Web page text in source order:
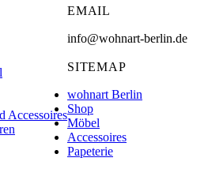
Accessoires
EMAIL
info@wohnart-berlin.de
SITEMAP
wohnart Berlin
Shop
Möbel
Accessoires
Papeterie